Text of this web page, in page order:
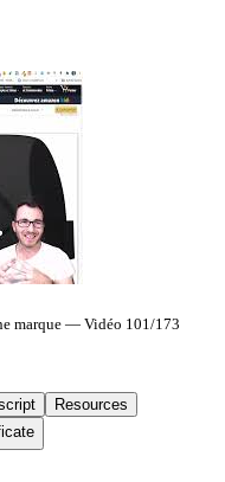
marque — Vidéo 101/173
Resources